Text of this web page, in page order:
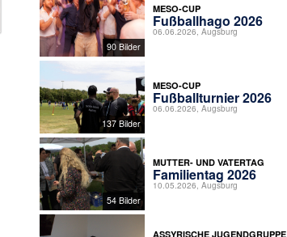
90 Bilder
MESO-CUP
Fußballhago 2026
06.06.2026, Augsburg
137 Bilder
MESO-CUP
Fußballturnier 2026
06.06.2026, Augsburg
54 Bilder
MUTTER- UND VATERTAG
Familientag 2026
10.05.2026, Augsburg
ASSYRISCHE JUGENDGRUPPE